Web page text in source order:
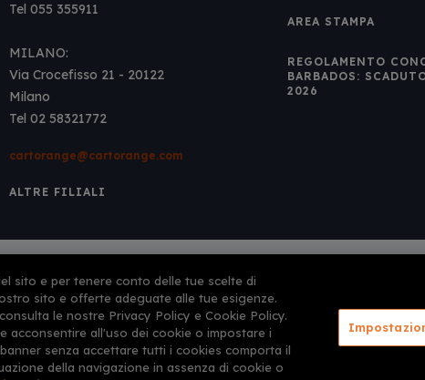
AREA STAMPA
REGOLAMENTO
BARBADOS:
2026
Tel 055 355911
MILANO:
Via Crocefisso 21 - 20122
Milano
Tel 02 58321772
cartorange@cartorange.com
ALTRE FILIALI
agenzia di viaggi e turismo
andTerms of Serviceapply.
e CONSULENTI PER VIAGGIARE® sono marchi depositati e/o
sito e per tenere conto delle tue scelte di
sito e offerte adeguate alle tue esigenze.
le nostre Privacy Policy e Cookie Policy.
acconsentire all'uso dei cookie o impostare i
senza accettare tutti i cookies comporta il
della navigazione in assenza di cookie o